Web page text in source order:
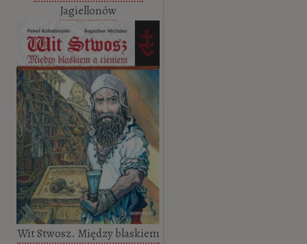
Jagiellonów
Wit Stwosz. Między blaskiem